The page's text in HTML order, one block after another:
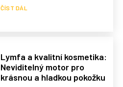
ČÍST DÁL
Lymfa a kvalitní kosmetika:
Neviditelný motor pro
krásnou a hladkou pokožku